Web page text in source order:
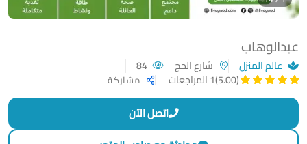
عبدالوهاب
عالم المنزل شارع الحج
(5.00)
1 المراجعات مشاركة
اتصل الآن